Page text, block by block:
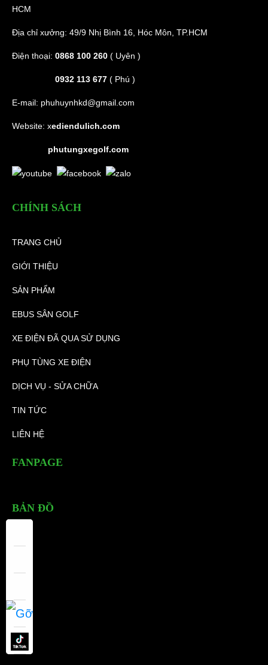
HCM
Địa chỉ xưởng: 49/9 Nhị Bình 16, Hóc Môn, TP.HCM
Điện thoại: 0868 100 260 ( Uyên )
0932 113 677 ( Phú )
E-mail: phuhuynhkd@gmail.com
Website: xediendulich.com
phutungxegolf.com
CHÍNH SÁCH
TRANG CHỦ
GIỚI THIỆU
SẢN PHẨM
EBUS SÂN GOLF
XE ĐIỆN ĐÃ QUA SỬ DỤNG
PHỤ TÙNG XE ĐIỆN
DỊCH VỤ - SỬA CHỮA
TIN TỨC
LIÊN HỆ
FANPAGE
BẢN ĐỒ